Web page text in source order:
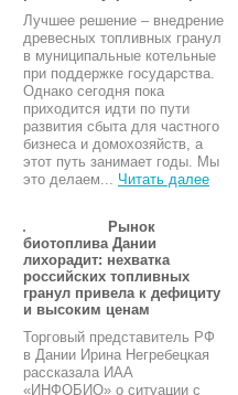
Лучшее решение – внедрение
древесных топливных гранул
в муниципальные котельные
при поддержке государства.
Однако сегодня пока
приходится идти по пути
развития сбыта для частного
бизнеса и домохозяйств, а
этот путь занимает годы. Мы
это делаем... Читать далее
Рынок
биотоплива Дании
лихорадит: нехватка
российских топливных
гранул привела к дефициту
и высоким ценам
Торговый представитель РФ
в Дании Ирина Негребецкая
рассказала ИАА
«ИНФОБИО» о ситуации с